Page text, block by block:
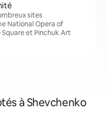
sites
National Opera of
et Pinchuk Art
à Shevchenko